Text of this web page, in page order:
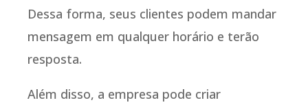
Dessa forma, seus clientes podem mandar
mensagem em qualquer horário e terão
resposta.
Além disso, a empresa pode criar